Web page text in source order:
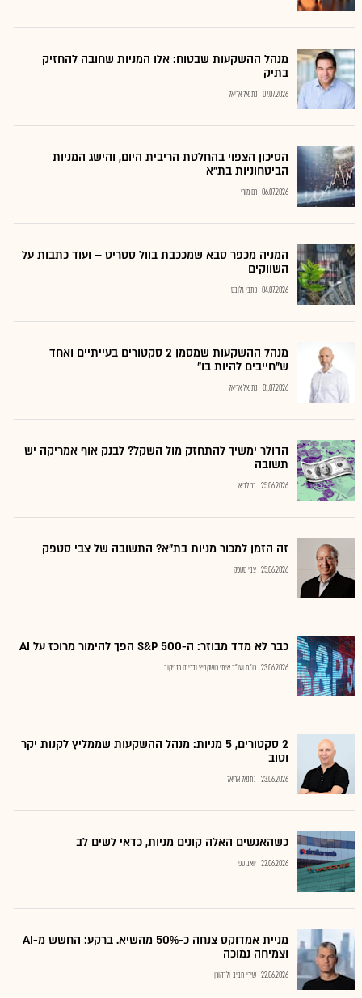
מנהל ההשקעות שבטוח: אלו המניות שחובה להחזיק
בתיק
07.07.2026 נתנאל אריאל
הסיכון הצפוי בהחלטת הריבית היום, והישג המניות
הביטחוניות בת"א
06.07.2026 רם מורי
המניה מכפר סבא שמככבת בוול סטריט – ועוד כתבות על
השווקים
04.07.2026 כתבי גלובס
מנהל ההשקעות שמסמן 2 סקטורים בעייתיים ואחד
ש"חייבים להיות בו"
01.07.2026 נתנאל אריאל
הדולר ימשיך להתחזק מול השקל? לבנק אוף אמריקה יש
תשובה
25.06.2026 בר לביא
זה הזמן למכור מניות בת"א? התשובה של צבי סטפק
25.06.2026 צבי סטפק
כבר לא מדד מבוזר: ה-S&P 500 הפך להימור מרוכז על AI
23.06.2026 רו"ח ועו"ד איתי רושקביץ ודרינה רזניקוב
2 סקטורים, 5 מניות: מנהל ההשקעות שממליץ לקנות יקר
וטוב
23.06.2026 נתנאל אריאל
כשהאנשים האלה קונים מניות, כדאי לשים לב
22.06.2026 יואב ספר
מניית אמדוקס צנחה כ-50% מהשיא. ברקע: החשש מ-AI
וצמיחה נמוכה
22.06.2026 שירי חביב-ולדהורן